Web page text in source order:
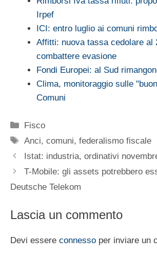
Irpef
ICI: entro luglio ai comuni
Affitti: nuova tassa cedolare al
combattere evasione
Fondi Europei: al Sud
Clima, monitoraggio sulle
Comuni
Categorie
Fisco
Tag
Anci,comuni,federalismo fiscale
Istat: industria, ordinativi
T-Mobile: gli assets potrebbero
Deutsche Telekom
Lascia un commento
Devi essere connesso per inviare un